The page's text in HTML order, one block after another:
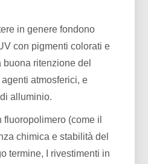
in genere fondono
con pigmenti colorati e
buona ritenzione del
atmosferici, e
alluminio.
(come il
chimica e stabilità del
termine, I rivestimenti in